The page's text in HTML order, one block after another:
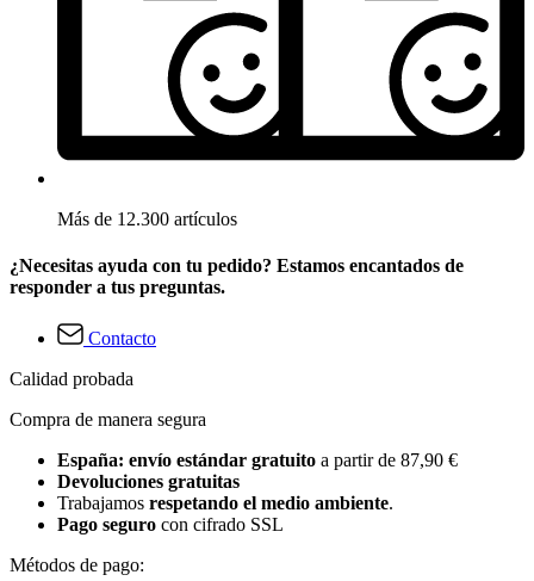
Más de 12.300 artículos
¿Necesitas ayuda con tu pedido? Estamos encantados de
responder a tus preguntas.
Contacto
Calidad probada
Compra de manera segura
España: envío estándar gratuito a partir de 87,90 €
Devoluciones gratuitas
Trabajamos respetando el medio ambiente.
Pago seguro con cifrado SSL
Métodos de pago: